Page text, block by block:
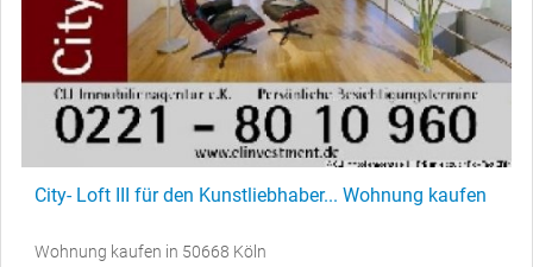
City- Loft III für den Kunstliebhaber... Wohnung kaufen
Wohnung kaufen in 50668 Köln